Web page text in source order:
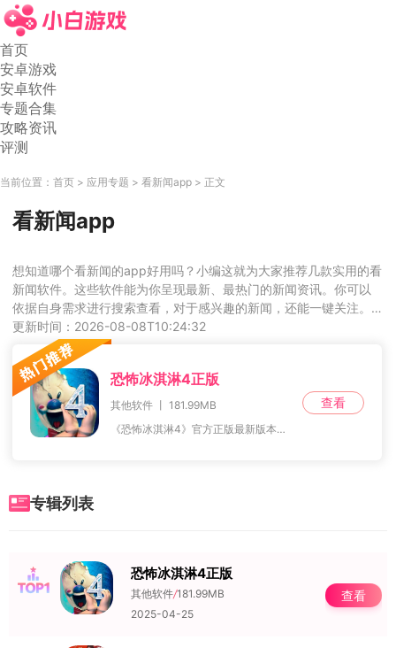
首页
安卓游戏
安卓软件
专题合集
攻略资讯
评测
当前位置： 首页 应用专题 看新闻app 正文
看新闻app
想知道哪个看新闻的app好用吗？小编这就为大家推荐几款实用的看
新闻软件。这些软件能为你呈现最新、最热门的新闻资讯。你可以
依据自身需求进行搜索查看，对于感兴趣的新闻，还能一键关注。
如此一来，就能随时收到新闻推送，确保不会错过任何一条你喜爱
更新时间：2026-08-08T10:24:32
恐怖冰淇淋4正版
其他软件 丨 181.99MB
《恐怖冰淇淋4》官方正版最新版本，这是一款融合了解谜、冒险、恐怖与惊悚等诸多元素的逃脱类手游，同时它也是《恐怖冰淇淋》系列的第四部佳作。该作基于第三部的故事情节
查看
专辑列表
NO.1 恐怖冰淇淋4正版
其他软件/181.99MB
2025-04-25
查看